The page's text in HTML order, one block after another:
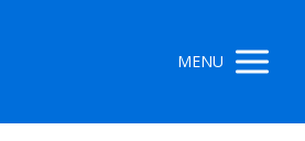
MENU